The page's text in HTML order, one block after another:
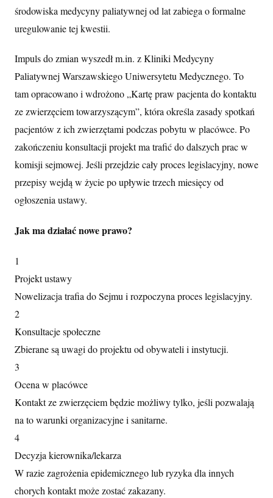
środowiska medycyny paliatywnej od lat zabiega o formalne
uregulowanie tej kwestii.
Impuls do zmian wyszedł m.in. z Kliniki Medycyny
Paliatywnej Warszawskiego Uniwersytetu Medycznego. To
tam opracowano i wdrożono „Kartę praw pacjenta do kontaktu
ze zwierzęciem towarzyszącym”, która określa zasady spotkań
pacjentów z ich zwierzętami podczas pobytu w placówce. Po
zakończeniu konsultacji projekt ma trafić do dalszych prac w
komisji sejmowej. Jeśli przejdzie cały proces legislacyjny, nowe
przepisy wejdą w życie po upływie trzech miesięcy od
ogłoszenia ustawy.
Jak ma działać nowe prawo?
1
Projekt ustawy
Nowelizacja trafia do Sejmu i rozpoczyna proces legislacyjny.
2
Konsultacje społeczne
Zbierane są uwagi do projektu od obywateli i instytucji.
3
Ocena w placówce
Kontakt ze zwierzęciem będzie możliwy tylko, jeśli pozwalają
na to warunki organizacyjne i sanitarne.
4
Decyzja kierownika/lekarza
W razie zagrożenia epidemicznego lub ryzyka dla innych
chorych kontakt może zostać zakazany.